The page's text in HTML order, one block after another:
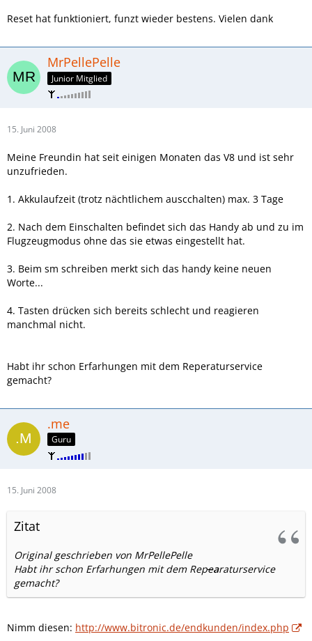
Reset hat funktioniert, funzt wieder bestens. Vielen dank
MrPellePelle
Junior Mitglied
15. Juni 2008
Meine Freundin hat seit einigen Monaten das V8 und ist sehr
unzufrieden.
1. Akkulaufzeit (trotz nächtlichem auscchalten) max. 3 Tage
2. Nach dem Einschalten befindet sich das Handy ab und zu im
Flugzeugmodus ohne das sie etwas eingestellt hat.
3. Beim sm schreiben merkt sich das handy keine neuen
Worte...
4. Tasten drücken sich bereits schlecht und reagieren
manchmal nicht.
Habt ihr schon Erfarhungen mit dem Reperaturservice
gemacht?
.me
Guru
15. Juni 2008
Zitat
Original geschrieben von MrPellePelle
Habt ihr schon Erfarhungen mit dem Repearaturservice
gemacht?
Nimm diesen: http://www.bitronic.de/endkunden/index.php